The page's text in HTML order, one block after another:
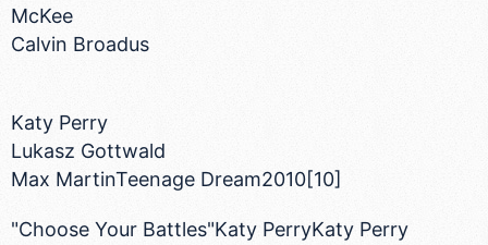
McKee
Calvin Broadus
Katy Perry
Lukasz Gottwald
Max MartinTeenage Dream2010[10]
"Choose Your Battles"Katy PerryKaty Perry